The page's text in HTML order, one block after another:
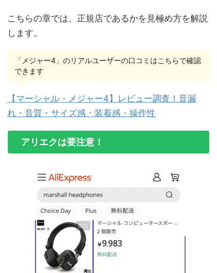
こちらの章では、正規店であるかを見極め方を解説
します。
「メジャー4」のリアルユーザーの口コミはこちらで確認
できます
【マーシャル・メジャー4】レビュー調査！音漏
れ・音質・サイズ感・装着感・操作性
アリエクは要注意！